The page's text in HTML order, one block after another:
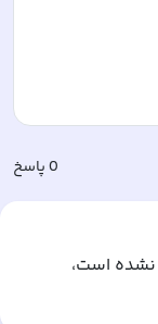
0پاسخ
نشده است،